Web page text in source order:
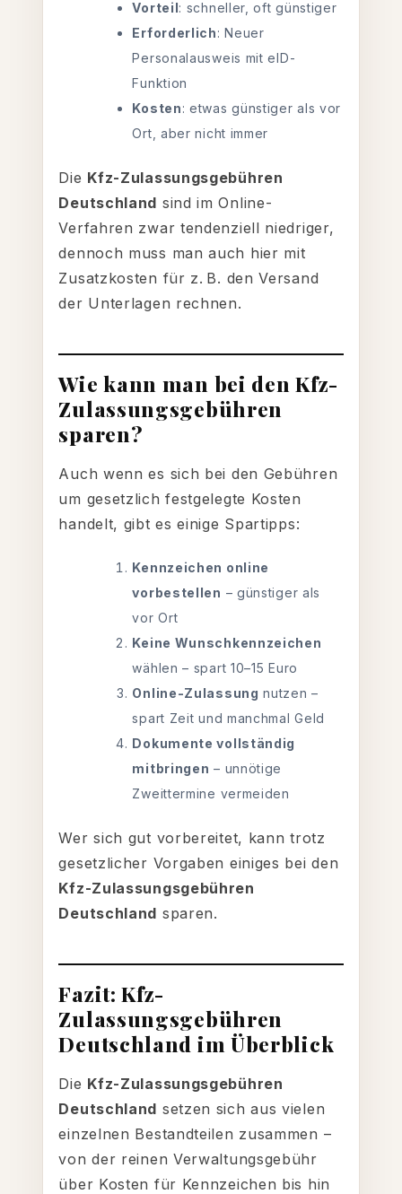
Vorteil: schneller, oft günstiger
Erforderlich: Neuer
Personalausweis mit eID-
Funktion
Kosten: etwas günstiger als vor
Ort, aber nicht immer
Die Kfz-Zulassungsgebühren
Deutschland sind im Online-
Verfahren zwar tendenziell niedriger,
dennoch muss man auch hier mit
Zusatzkosten für z. B. den Versand
der Unterlagen rechnen.
Wie kann man bei den Kfz-
Zulassungsgebühren
sparen?
Auch wenn es sich bei den Gebühren
um gesetzlich festgelegte Kosten
handelt, gibt es einige Spartipps:
Kennzeichen online
vorbestellen – günstiger als
vor Ort
Keine Wunschkennzeichen
wählen – spart 10–15 Euro
Online-Zulassung nutzen –
spart Zeit und manchmal Geld
Dokumente vollständig
mitbringen – unnötige
Zweittermine vermeiden
Wer sich gut vorbereitet, kann trotz
gesetzlicher Vorgaben einiges bei den
Kfz-Zulassungsgebühren
Deutschland sparen.
Fazit: Kfz-
Zulassungsgebühren
Deutschland im Überblick
Die Kfz-Zulassungsgebühren
Deutschland setzen sich aus vielen
einzelnen Bestandteilen zusammen –
von der reinen Verwaltungsgebühr
über Kosten für Kennzeichen bis hin